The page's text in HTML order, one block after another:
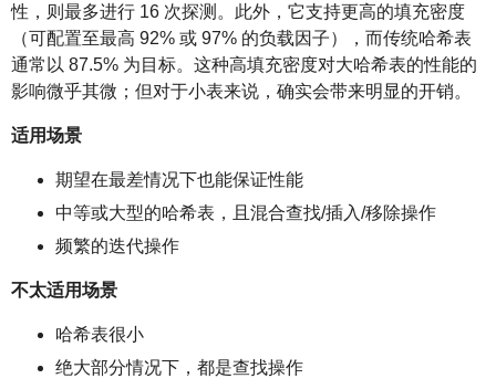
性，则最多进行 16 次探测。此外，它支持更高的填充密度
（可配置至最高 92% 或 97% 的负载因子），而传统哈希表
通常以 87.5% 为目标。这种高填充密度对大哈希表的性能的
影响微乎其微；但对于小表来说，确实会带来明显的开销。
适用场景
期望在最差情况下也能保证性能
中等或大型的哈希表，且混合查找/插入/移除操作
频繁的迭代操作
不太适用场景
哈希表很小
绝大部分情况下，都是查找操作